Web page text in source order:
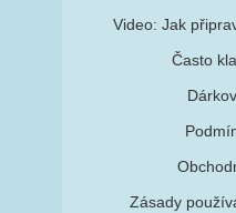
Video: Jak
Často
Zásady